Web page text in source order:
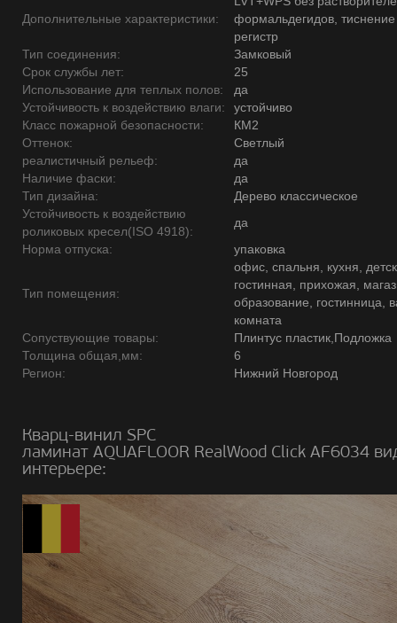
Дополнительные характеристики:
формальдегидов, тиснение
регистр
Тип соединения:
Замковый
Срок службы лет:
25
Использование для теплых полов:
да
Устойчивость к воздействию влаги:
устойчиво
Класс пожарной безопасности:
КМ2
Оттенок:
Светлый
реалистичный рельеф:
да
Наличие фаски:
да
Тип дизайна:
Дерево классическое
Устойчивость к воздействию
роликовых кресел(ISO 4918):
да
Норма отпуска:
упаковка
Тип помещения:
офис, спальня, кухня,
гостинная, прихожая,
образование, гостинница,
комната
Сопуствующие товары:
Плинтус пластик,Подложка
Толщина общая,мм:
6
Регион:
Нижний Новгород
Кварц-винил SPC
ламинат AQUAFLOOR RealWood Click AF6034
интерьере: